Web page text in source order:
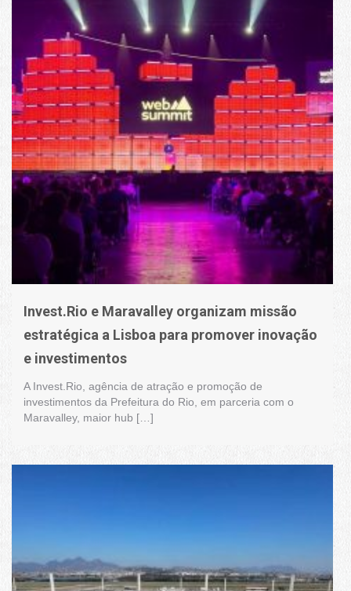
Invest.Rio e Maravalley organizam missão
estratégica a Lisboa para promover inovação
e investimentos
A Invest.Rio, agência de atração e promoção de
investimentos da Prefeitura do Rio, em parceria com o
Maravalley, maior hub […]